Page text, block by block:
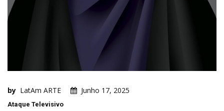
by LatAm ARTE Junho 17, 2025
Ataque Televisivo